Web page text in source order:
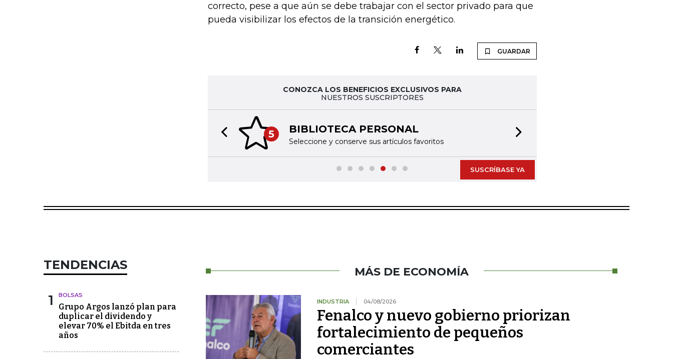
correcto, pese a que aún se debe trabajar con el sector privado para que
pueda visibilizar los efectos de la transición energético.
GUARDAR
CONOZCA LOS BENEFICIOS EXCLUSIVOS PARA
NUESTROS SUSCRIPTORES
5 BIBLIOTECA PERSONAL
Seleccione y conserve sus artículos favoritos
Previous slide
SUSCRÍBASE YA
TENDENCIAS
1 BOLSAS
Grupo Argos lanzó plan para
duplicar el dividendo y
elevar 70% el Ebitda en tres
años
MÁS DE ECONOMÍA
INDUSTRIA 04/08/2026
Fenalco y nuevo gobierno priorizan
fortalecimiento de pequeños
comerciantes